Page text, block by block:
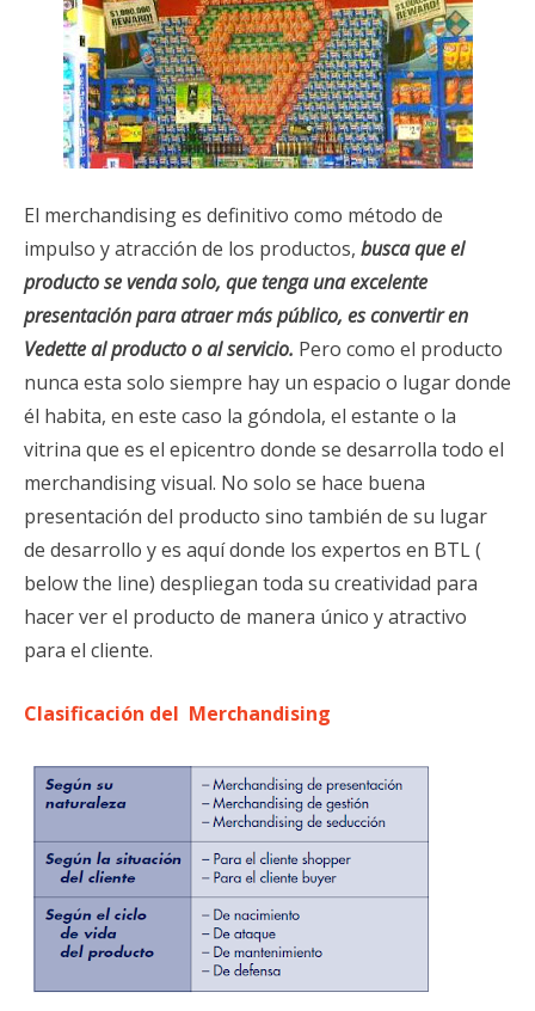
El merchandising es definitivo como método de
impulso y atracción de los productos, busca que el
producto se venda solo, que tenga una excelente
presentación para atraer más público, es convertir en
Vedette al producto o al servicio. Pero como el producto
nunca esta solo siempre hay un espacio o lugar donde
él habita, en este caso la góndola, el estante o la
vitrina que es el epicentro donde se desarrolla todo el
merchandising visual. No solo se hace buena
presentación del producto sino también de su lugar
de desarrollo y es aquí donde los expertos en BTL (
below the line) despliegan toda su creatividad para
hacer ver el producto de manera único y atractivo
para el cliente.
Clasificación del Merchandising